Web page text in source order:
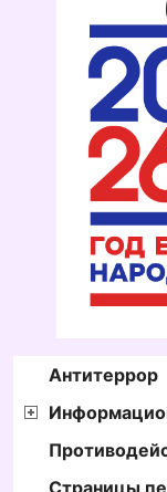
Антитеррор
Страницы